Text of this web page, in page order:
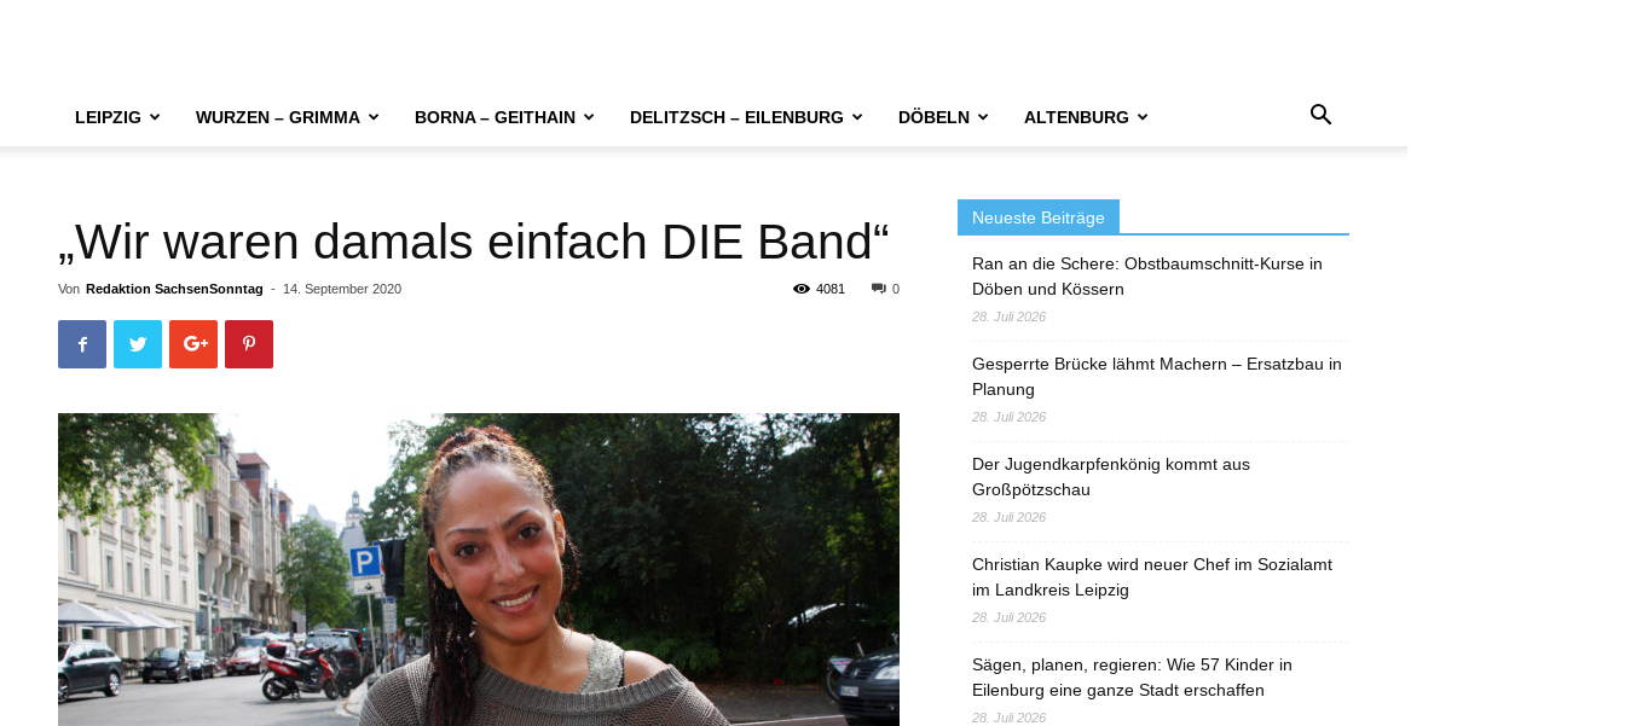
LEIPZIG WURZEN – GRIMMA BORNA – GEITHAIN DELITZSCH – EILENBURG DÖBELN ALTENBURG
„Wir waren damals einfach DIE Band“
Von Redaktion SachsenSonntag - 14. September 2020 0
4081
Neueste Beiträge
Ran an die Schere: Obstbaumschnitt-Kurse in
Döben und Kössern
28. Juli 2026
Gesperrte Brücke lähmt Machern – Ersatzbau in
Planung
28. Juli 2026
Der Jugendkarpfenkönig kommt aus
Großpötzschau
28. Juli 2026
Christian Kaupke wird neuer Chef im Sozialamt
im Landkreis Leipzig
28. Juli 2026
Sägen, planen, regieren: Wie 57 Kinder in
Eilenburg eine ganze Stadt erschaffen
28. Juli 2026